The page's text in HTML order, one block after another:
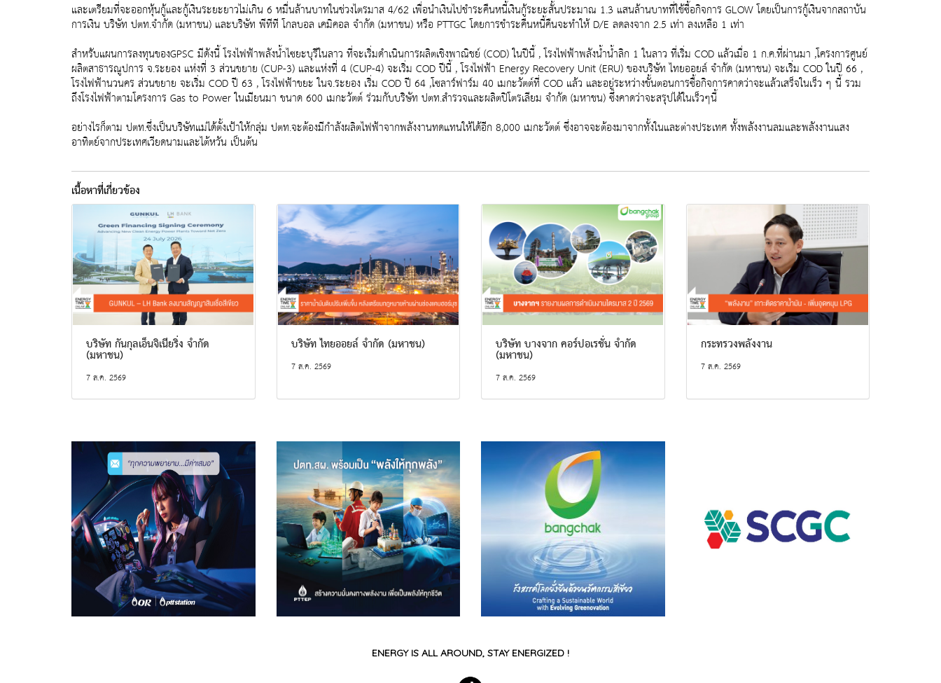
และเตรียมที่จะออกหุ้นกู้และกู้เงินระยะยาวไม่เกิน 6 หมื่นล้านบาทในช่วงไตรมาส 4/62 เพื่อนำเงินไปชำระคืนหนี้เงินกู้ระยะสั้นประมาณ 1.3 แสนล้านบาทที่ใช้ซื้อกิจการ GLOW โดยเป็นการกู้เงินจากสถาบัน
การเงิน บริษัท ปตท.จำกัด (มหาชน) และบริษัท พีทีที โกลบอล เคมิคอล จำกัด (มหาชน) หรือ PTTGC โดยการชำระคืนหนี้คืนจะทำให้ D/E ลดลงจาก 2.5 เท่า ลงเหลือ 1 เท่า
สำหรับแผนการลงทุนของGPSC มีดังนี้ โรงไฟฟ้าพลังน้ำไซยะบุรีในลาว ที่จะเริ่มดำเนินการผลิตเชิงพาณิชย์ (COD) ในปีนี้ , โรงไฟฟ้าพลังน้ำน้ำลิก 1 ในลาว ที่เริ่ม COD แล้วเมื่อ 1 ก.ค.ที่ผ่านมา ,โครงการศูนย์
ผลิตสาธารณูปการ จ.ระยอง แห่งที่ 3 ส่วนขยาย (CUP-3) และแห่งที่ 4 (CUP-4) จะเริ่ม COD ปีนี้ , โรงไฟฟ้า Energy Recovery Unit (ERU) ของบริษัท ไทยออยล์ จำกัด (มหาชน) จะเริ่ม COD ในปี 66 ,
โรงไฟฟ้านวนคร ส่วนขยาย จะเริ่ม COD ปี 63 , โรงไฟฟ้าขยะ ในจ.ระยอง เริ่ม COD ปี 64 ,โซลาร์ฟาร์ม 40 เมกะวัตต์ที่ COD แล้ว และอยู่ระหว่างขั้นตอนการซื้อกิจการคาดว่าจะแล้วเสร็จในเร็ว ๆ นี้ รวม
ถึงโรงไฟฟ้าตามโครงการ Gas to Power ในเมียนมา ขนาด 600 เมกะวัตต์ ร่วมกับบริษัท ปตท.สำรวจและผลิตปิโตรเลียม จำกัด (มหาชน) ซึ่งคาดว่าจะสรุปได้ในเร็วๆนี้
อย่างไรก็ตาม ปตท.ซึ่งเป็นบริษัทแม่ได้ตั้งเป้าให้กลุ่ม ปตท.จะต้องมีกำลังผลิตไฟฟ้าจากพลังงานทดแทนให้ได้อีก 8,000 เมกะวัตต์ ซึ่งอาจจะต้องมาจากทั้งในและต่างประเทศ ทั้งพลังงานลมและพลังงานแสง
อาทิตย์จากประเทศเวียดนามและไต้หวัน เป็นต้น
เนื้อหาที่เกี่ยวข้อง
บริษัท กันกุลเอ็นจิเนียริ่ง จำกัด
(มหาชน)
7 ส.ค. 2569
บริษัท ไทยออยล์ จำกัด (มหาชน)
7 ส.ค. 2569
บริษัท บางจาก คอร์ปอเรชั่น จำกัด
(มหาชน)
7 ส.ค. 2569
กระทรวงพลังงาน
7 ส.ค. 2569
ENERGY IS ALL AROUND, STAY ENERGIZED !